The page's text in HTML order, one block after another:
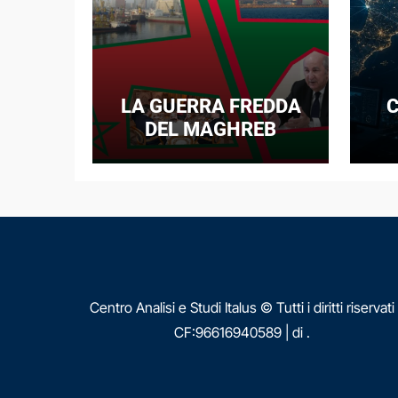
LA GUERRA FREDDA
DEL MAGHREB
Centro Analisi e Studi Italus © Tutti i diritti riservati
CF:96616940589 di .